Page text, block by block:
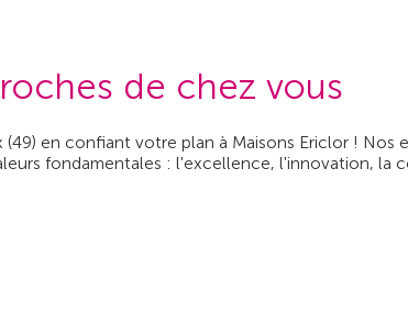
de chez vous
en confiant votre plan à Maisons Ericlor ! Nos
fondamentales : l'excellence, l'innovation, la